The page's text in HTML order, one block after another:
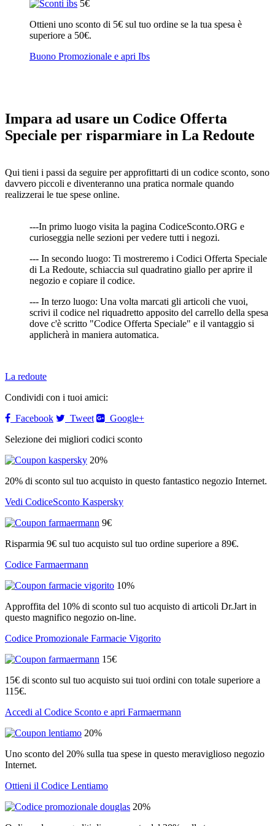
5€
Ottieni uno sconto di 5€ sul tuo ordine se la tua spesa è
superiore a 50€.
Buono Promozionale e apri Ibs
Impara ad usare un Codice Offerta
Speciale per risparmiare in La Redoute
Qui tieni i passi da seguire per approfittarti di un codice sconto, sono
davvero piccoli e diventeranno una pratica normale quando
realizzerai le tue spese online.
---In primo luogo visita la pagina CodiceSconto.ORG e
curioseggia nelle sezioni per vedere tutti i negozi.
--- In secondo luogo: Ti mostreremo i Codici Offerta Speciale
di La Redoute, schiaccia sul quadratino giallo per aprire il
negozio e copiare il codice.
--- In terzo luogo: Una volta marcati gli articoli che vuoi,
scrivi il codice nel riquadretto apposito del carrello della spesa
dove c'è scritto "Codice Offerta Speciale" e il vantaggio si
applicherà in maniera automatica.
La redoute
Condividi con i tuoi amici:
Facebook
Tweet
Google+
Selezione dei migliori codici sconto
20%
20% di sconto sul tuo acquisto in questo fantastico negozio Internet.
Vedi CodiceSconto Kaspersky
9€
Risparmia 9€ sul tuo acquisto sul tuo ordine superiore a 89€.
Codice Farmaermann
10%
Approffita del 10% di sconto sul tuo acquisto di articoli Dr.Jart in
questo magnifico negozio on-line.
Codice Promozionale Farmacie Vigorito
15€
15€ di sconto sul tuo acquisto sui tuoi ordini con totale superiore a
115€.
Accedi al Codice Sconto e apri Farmaermann
20%
Uno sconto del 20% sulla tua spese in questo meraviglioso negozio
Internet.
Ottieni il Codice Lentiamo
20%